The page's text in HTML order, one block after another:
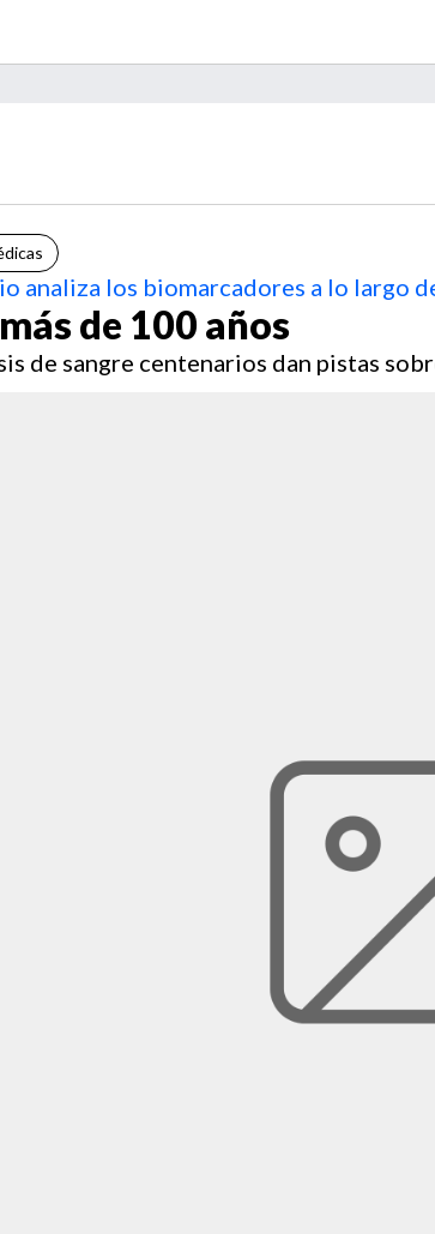
analiza los biomarcadores a lo largo
de 100 años
de sangre centenarios dan pistas